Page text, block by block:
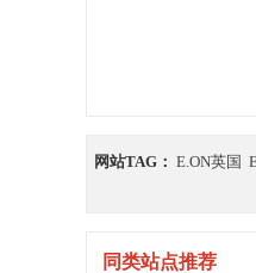
网站TAG： E.ON英国
同类站点推荐